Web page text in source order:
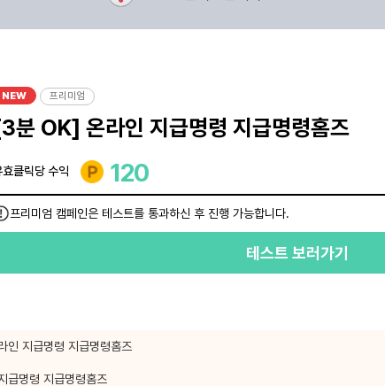
NEW 프리미엄
분 OK] 온라인 지급명령 지급명령홈즈
효클릭당 수익 120
프리미엄 캠페인은 테스트를 통과하신 후 진행 가능합니다.
테스트 보러가기
지급명령 지급명령홈즈
급명령 지급명령홈즈